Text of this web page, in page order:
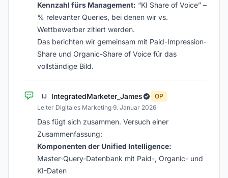
Kennzahl fürs Management: “KI Share of Voice” –
% relevanter Queries, bei denen wir vs.
Wettbewerber zitiert werden.
Das berichten wir gemeinsam mit Paid-Impression-
Share und Organic-Share of Voice für das
vollständige Bild.
IJ IntegratedMarketer_James
OP
Leiter Digitales Marketing·9. Januar 2026
Das fügt sich zusammen. Versuch einer
Zusammenfassung:
Komponenten der Unified Intelligence:
Master-Query-Datenbank mit Paid-, Organic- und
KI-Daten